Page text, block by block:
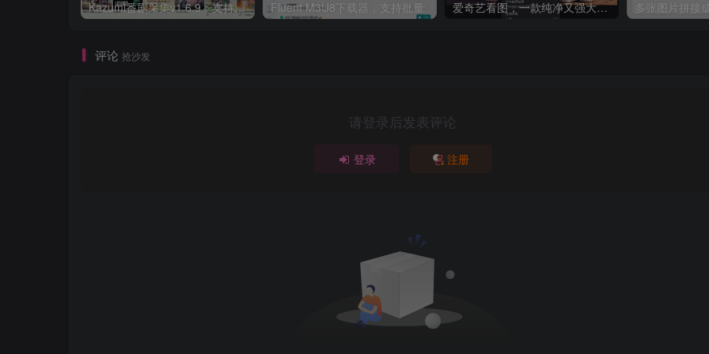
Kazumi番剧采集v1.6.9：支持自定义规则+在线观看+弹幕，跨平台下载 Fluent M3U8下载器，支持批量 爱奇艺看图，一款纯净又强大的看图工具 多张图片拼接
评论 抢沙发
请登录后发表评论
登录 注册